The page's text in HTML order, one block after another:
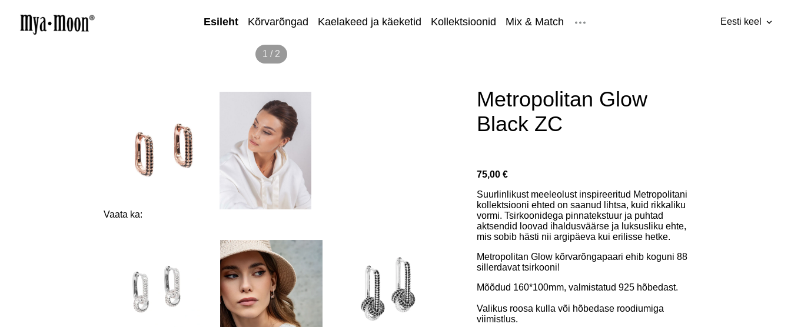
Esileht Kõrvarõngad Kaelakeed ja käeketid Kollektsioonid Mix & Match Eesti keel
1 / 2
Vaata ka:
Metropolitan Glow
Black ZC
75,00 €
Suurlinlikust meeleolust inspireeritud Metropolitani
kollektsiooni ehted on saanud lihtsa, kuid rikkaliku
vormi. Tsirkoonidega pinnatekstuur ja puhtad
aktsendid loovad ihaldusväärse ja luksusliku ehte,
mis sobib hästi nii argipäeva kui erilisse hetke.
Metropolitan Glow kõrvarõngapaari ehib koguni 88
sillerdavat tsirkooni!
Mõõdud 160*100mm, valmistatud 925 hõbedast.
Valikus roosa kulla või hõbedase roodiumiga
viimistlus.